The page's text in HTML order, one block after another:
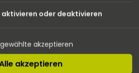
aktivieren oder deaktivieren
akzeptieren
akzeptieren